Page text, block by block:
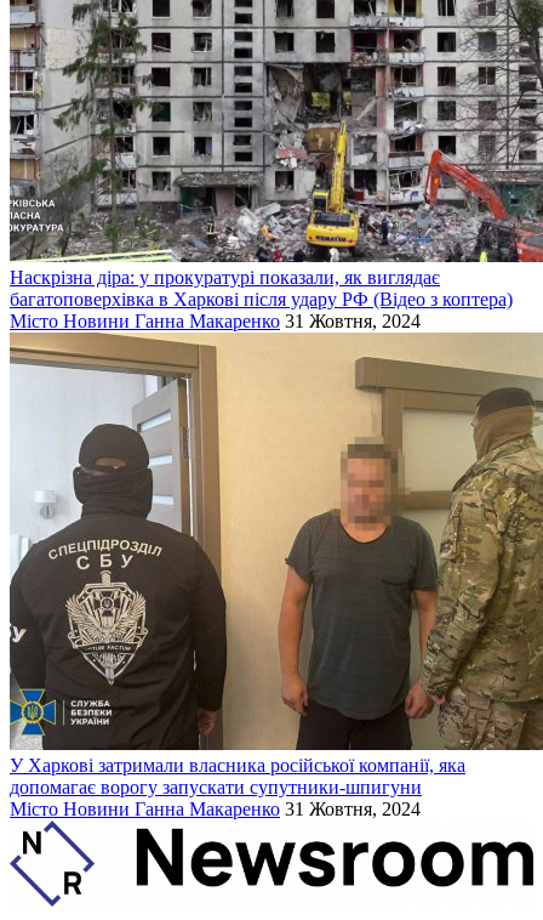
Наскрізна діра: у прокуратурі показали, як виглядає
багатоповерхівка в Харкові після удару РФ (Відео з коптера)
Місто Новини Ганна Макаренко 31 Жовтня, 2024
У Харкові затримали власника російської компанії, яка
допомагає ворогу запускати супутники-шпигуни
Місто Новини Ганна Макаренко 31 Жовтня, 2024